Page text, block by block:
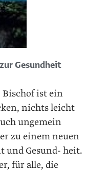
Gesundheit
Bischof ist ein
nichts leicht
ungemein
zu einem neuen
und Gesund- heit.
für alle, die